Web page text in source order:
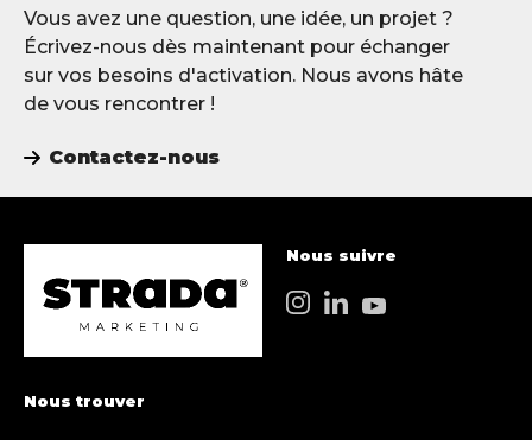
Vous avez une question, une idée, un projet ?
Écrivez-nous dès maintenant pour échanger
sur vos besoins d'activation. Nous avons hâte
de vous rencontrer !
Contactez-nous
Nous suivre
Nous trouver